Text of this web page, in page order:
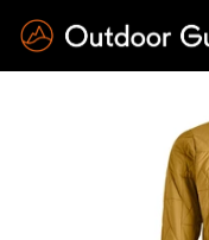
Drücken Sie die